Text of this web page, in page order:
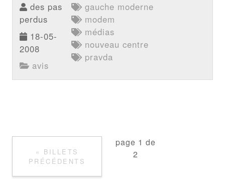
des pas
perdus
18-05-
2008
avis
gauche moderne
modem
médias
nouveau centre
pravda
« BILLETS
PRÉCÉDENTS
page 1 de
2